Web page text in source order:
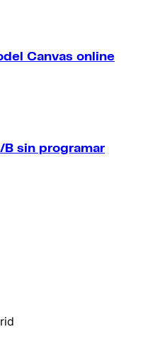
Canvas online
sin programar